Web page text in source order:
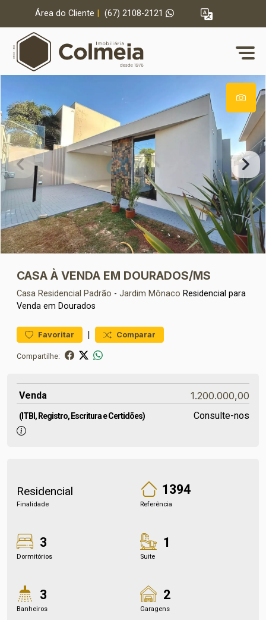
Área do Cliente (67) 2108-2121
CASA À VENDA EM DOURADOS/MS
Casa Residencial Padrão - Jardim Mônaco Residencial para
Venda em Dourados
Favoritar | Comparar
Compartilhe:
Venda 1.200.000,00
(ITBI, Registro, Escritura e Certidões) Consulte-nos
Residencial
Finalidade
1394
Referência
3
Dormitórios
1
Suite
3
Banheiros
2
Garagens